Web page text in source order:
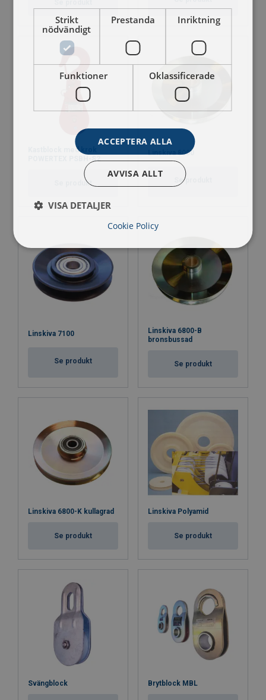
Kastblock med krok
POWERTEX PSBH-S2
Se produkt
Linskiva 8000
Se produkt
Linskiva 7100
Se produkt
Linskiva 6800-B
bronsbussad
Se produkt
Linskiva 6800-K kullagrad
Se produkt
Linskiva Polyamid
Se produkt
Svängblock Brytblock MBL
Strikt
nödvändigt
Prestanda Inriktning
Funktioner Oklassificerade
ACCEPTERA ALLA
AVVISA ALLT
VISA DETALJER
Cookie Policy